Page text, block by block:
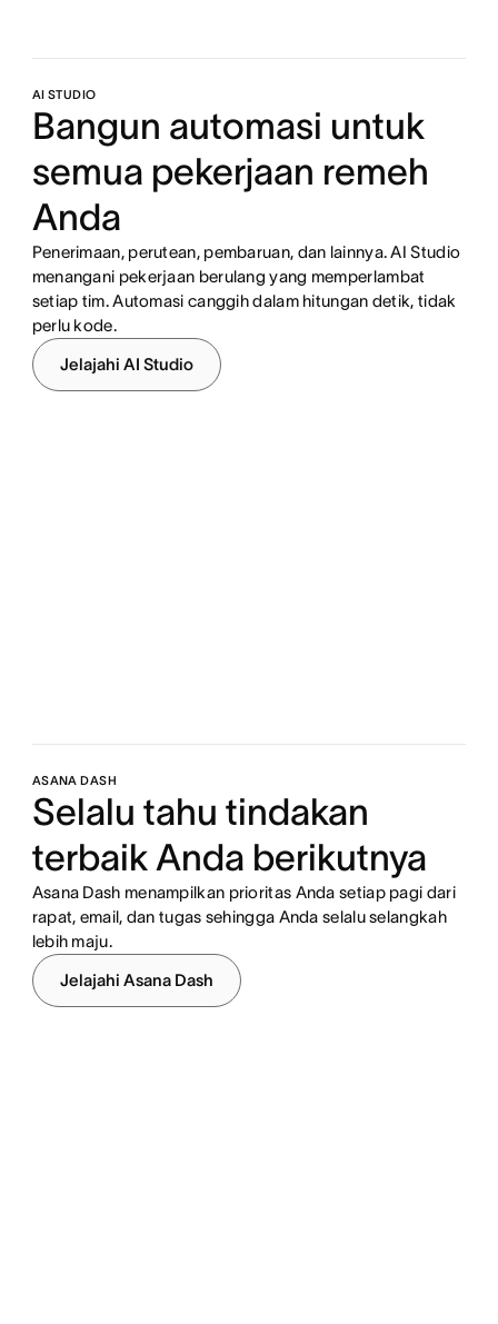
AI STUDIO
Bangun automasi untuk
semua pekerjaan remeh
Anda
Penerimaan, perutean, pembaruan, dan lainnya. AI Studio
menangani pekerjaan berulang yang memperlambat
setiap tim. Automasi canggih dalam hitungan detik, tidak
perlu kode.
Jelajahi AI Studio
ASANA DASH
Selalu tahu tindakan
terbaik Anda berikutnya
Asana Dash menampilkan prioritas Anda setiap pagi dari
rapat, email, dan tugas sehingga Anda selalu selangkah
lebih maju.
Jelajahi Asana Dash